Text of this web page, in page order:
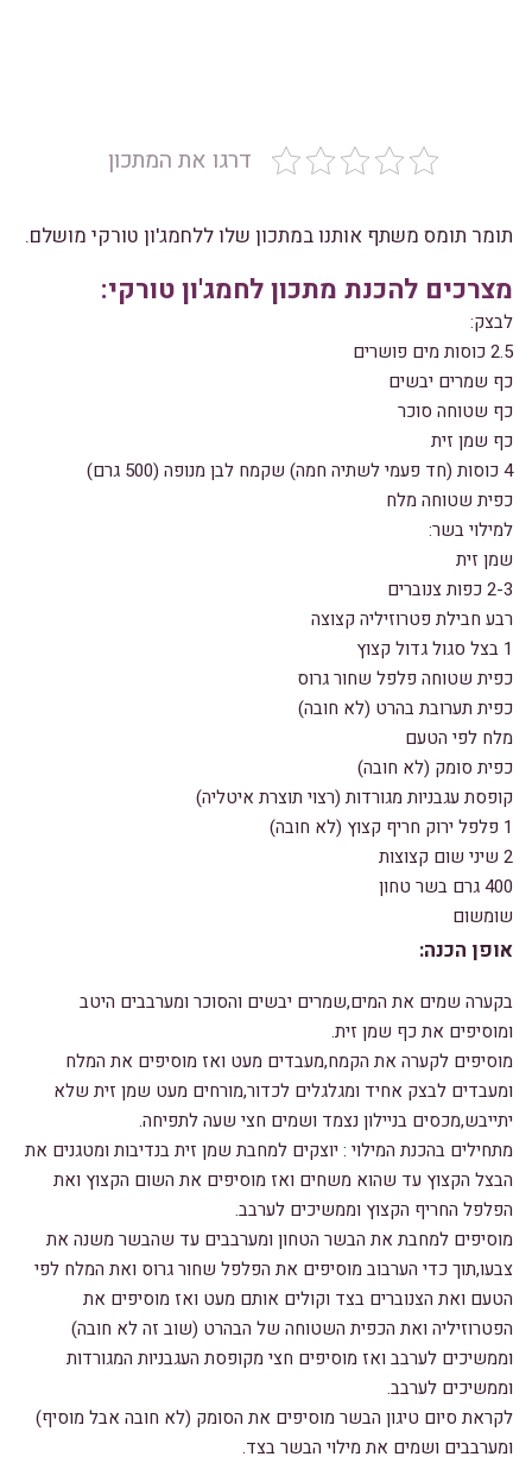
דרגו את המתכון
תומר תומס משתף אותנו במתכון שלו ללחמג'ון טורקי מושלם.
מצרכים להכנת מתכון לחמג'ון טורקי:
לבצק:
2.5 כוסות מים פושרים
כף שמרים יבשים
כף שטוחה סוכר
כף שמן זית
4 כוסות (חד פעמי לשתיה חמה) שקמח לבן מנופה (500 גרם)
כפית שטוחה מלח
למילוי בשר:
שמן זית
2-3 כפות צנוברים
רבע חבילת פטרוזיליה קצוצה
1 בצל סגול גדול קצוץ
כפית שטוחה פלפל שחור גרוס
כפית תערובת בהרט (לא חובה)
מלח לפי הטעם
כפית סומק (לא חובה)
קופסת עגבניות מגורדות (רצוי תוצרת איטליה)
1 פלפל ירוק חריף קצוץ (לא חובה)
2 שיני שום קצוצות
400 גרם בשר טחון
שומשום
אופן הכנה:
בקערה שמים את המים,שמרים יבשים והסוכר ומערבבים היטב
ומוסיפים את כף שמן זית.
מוסיפים לקערה את הקמח,מעבדים מעט ואז מוסיפים את המלח
ומעבדים לבצק אחיד ומגלגלים לכדור,מורחים מעט שמן זית שלא
יתייבש,מכסים בניילון נצמד ושמים חצי שעה לתפיחה.
מתחילים בהכנת המילוי : יוצקים למחבת שמן זית בנדיבות ומטגנים את
הבצל הקצוץ עד שהוא משחים ואז מוסיפים את השום הקצוץ ואת
הפלפל החריף הקצוץ וממשיכים לערבב.
מוסיפים למחבת את הבשר הטחון ומערבבים עד שהבשר משנה את
צבעו,תוך כדי הערבוב מוסיפים את הפלפל שחור גרוס ואת המלח לפי
הטעם ואת הצנוברים בצד וקולים אותם מעט ואז מוסיפים את
הפטרוזיליה ואת הכפית השטוחה של הבהרט (שוב זה לא חובה)
וממשיכים לערבב ואז מוסיפים חצי מקופסת העגבניות המגורדות
וממשיכים לערבב.
לקראת סיום טיגון הבשר מוסיפים את הסומק (לא חובה אבל מוסיף)
ומערבבים ושמים את מילוי הבשר בצד.